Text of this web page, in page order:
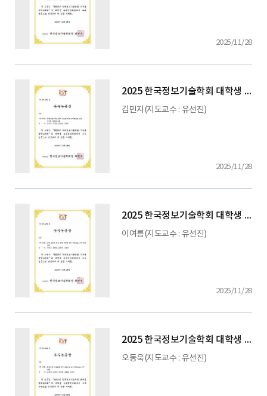
2025/11/28
2025 한국정보기술학회 대학생 논문 경진대회
김민지(지도교수 : 유선진)
2025/11/28
2025 한국정보기술학회 대학생 논문 경진대회
이여름(지도교수 : 유선진)
2025/11/28
2025 한국정보기술학회 대학생 논문 경진대회
오동욱(지도교수 : 유선진)